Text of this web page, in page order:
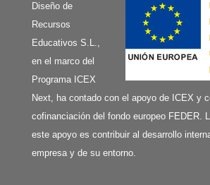
Diseño de
Recursos
Educativos S.L.,
en el marco del
Programa ICEX
Next, ha contado con el apoyo de ICEX y
cofinanciación del fondo europeo FEDER.
este apoyo es contribuir al desarrollo
empresa y de su entorno.